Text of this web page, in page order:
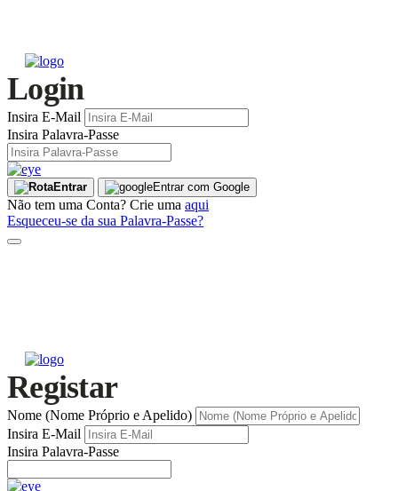
Login
Insira E-Mail
Insira Palavra-Passe
Entrar Entrar com Google
Não tem uma Conta? Crie uma aqui
Esqueceu-se da sua Palavra-Passe?
Registar
Nome (Nome Próprio e Apelido)
Insira E-Mail
Insira Palavra-Passe